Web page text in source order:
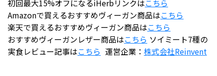
初回最大15%オフになるiHerbリンクはこちら
Amazonで買えるおすすめヴィーガン商品はこちら
楽天で買えるおすすめヴィーガン商品はこちら
おすすめヴィーガンレザー商品はこちら ソイミート7種の
実食レビュー記事はこちら 運営企業： 株式会社Reinvent